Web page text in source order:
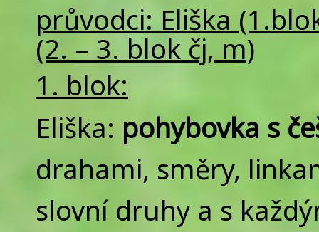
průvodci: Eliška
(2. – 3. blok čj, m)
1. blok:
Eliška: pohybovka s
drahami, směry,
slovní druhy a s